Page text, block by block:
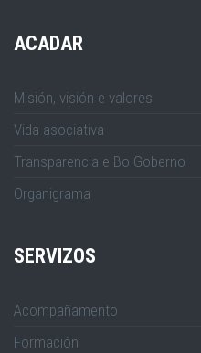
ACADAR
Misión, visión e valores
Vida asociativa
Transparencia e Bo Goberno
Organigrama
SERVIZOS
Acompañamento
Formación